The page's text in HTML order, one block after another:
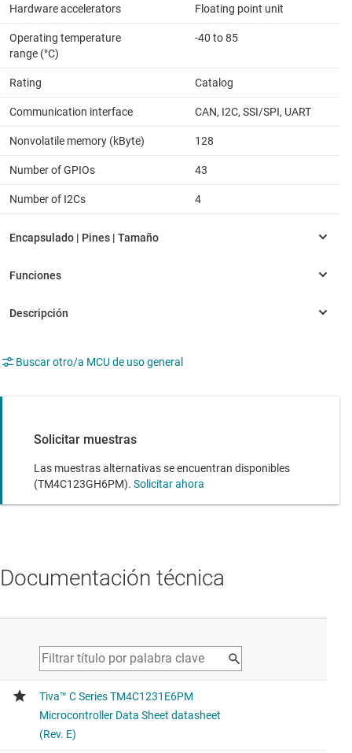
Hardware accelerators Floating point unit
Operating temperature
range (°C)
-40 to 85
Rating Catalog
Communication interface CAN, I2C, SSI/SPI, UART
Nonvolatile memory (kByte) 128
Number of GPIOs 43
Number of I2Cs 4
Buscar otro/a MCU de uso general
Solicitar muestras
Las muestras alternativas se encuentran disponibles
(TM4C123GH6PM). Solicitar ahora
Documentación técnica